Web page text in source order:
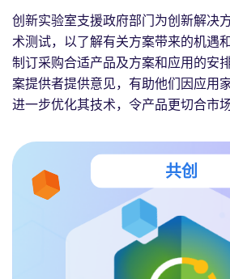
创新实验室支援政府部门为创新解决
术测试，以了解有关方案带来的机遇
制订采购合适产品及方案和应用的安
案提供者提供意见，有助他们因应用
进一步优化其技术，令产品更切合市场
共创